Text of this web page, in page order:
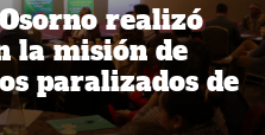
realizó
la misión de
paralizados de